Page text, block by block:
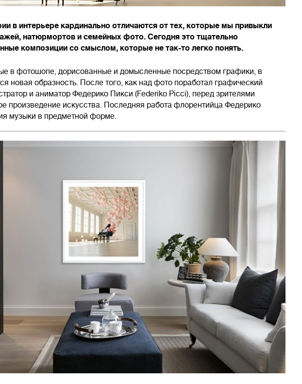
в интерьере кардинально отличаются от тех, которые мы привыкли
натюрмортов и семейных фото. Сегодня это тщательно
композиции со смыслом, которые не так-то легко понять.
в фотошопе, дорисованные и домысленные посредством графики, в
новая образность. После того, как над фото поработал графический
и аниматор Федерико Пикси (Federiko Picci), перед зрителями
произведение искусства. Последняя работа флорентийца Федерико
музыки в предметной форме.